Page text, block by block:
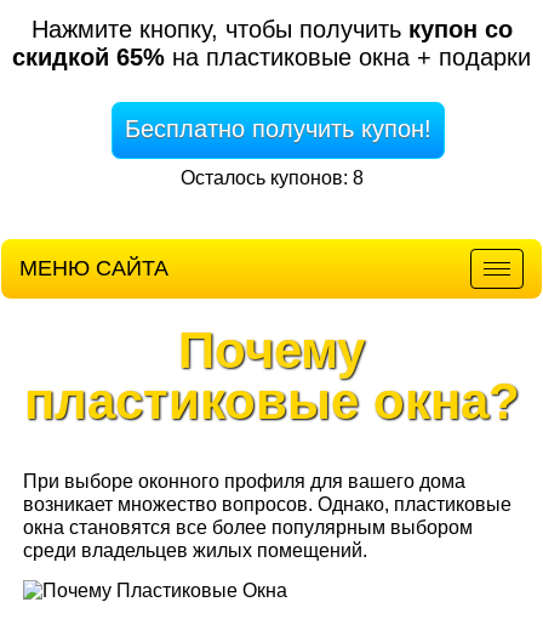
Нажмите кнопку, чтобы получить купон со
скидкой 65% на пластиковые окна + подарки
Бесплатно получить купон!
Осталось купонов: 8
МЕНЮ САЙТА
Почему
пластиковые окна?
При выборе оконного профиля для вашего дома
возникает множество вопросов. Однако, пластиковые
окна становятся все более популярным выбором
среди владельцев жилых помещений.